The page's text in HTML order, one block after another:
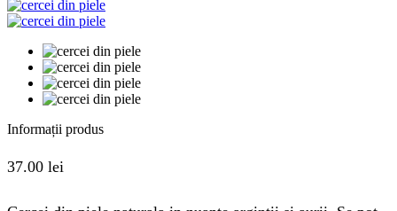
Informații produs
37.00 lei